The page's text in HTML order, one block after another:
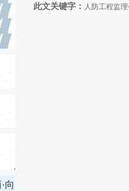
向
此文关键字： 人防工程监